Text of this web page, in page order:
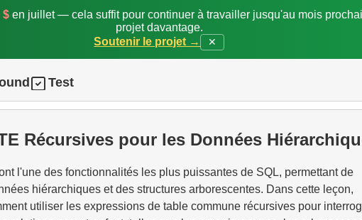
$en juillet — cela suffit pour continuer à travailler jusqu'au mois
projet davantage.
Soutenir le projet →
✕
Test
Récursives pour les Données
l'une des fonctionnalités les plus puissantes de SQL, permettant de
hiérarchiques et des structures arborescentes. Dans cette leçon,
utiliser les expressions de table commune récursives pour